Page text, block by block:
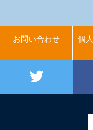
お問い合わせ 個